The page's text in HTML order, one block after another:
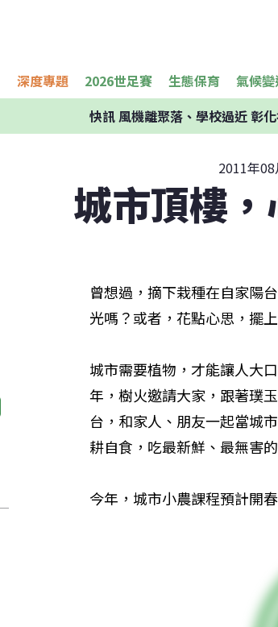
深度專題 2026世足賽 生態保育 氣候
快訊風機離聚落、學校過近 彰
2011年
城市頂樓
曾想過，摘下栽種在自家陽
光嗎？或者，花點心思，擺
城市需要植物，才能讓人大
年，樹火邀請大家，跟著璞
台，和家人、朋友一起當城
耕自食，吃最新鮮、最無害
今年，城市小農課程預計開